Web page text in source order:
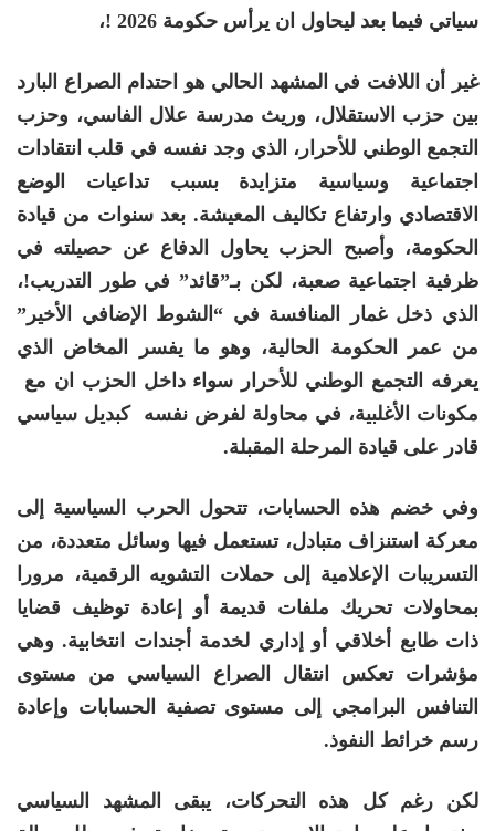
سياتي فيما بعد ليحاول ان يرأس حكومة 2026 !،
غير أن اللافت في المشهد الحالي هو احتدام الصراع البارد
بين حزب الاستقلال، وريث مدرسة علال الفاسي، وحزب
التجمع الوطني للأحرار، الذي وجد نفسه في قلب انتقادات
اجتماعية وسياسية متزايدة بسبب تداعيات الوضع
الاقتصادي وارتفاع تكاليف المعيشة. بعد سنوات من قيادة
الحكومة، وأصبح الحزب يحاول الدفاع عن حصيلته في
ظرفية اجتماعية صعبة، لكن بـ”قائد” في طور التدريب!،
الذي ذخل غمار المنافسة في “الشوط الإضافي الأخير”
من عمر الحكومة الحالية، وهو ما يفسر المخاض الذي
يعرفه التجمع الوطني للأحرار سواء داخل الحزب ان مع
مكونات الأغلبية، في محاولة لفرض نفسه كبديل سياسي
قادر على قيادة المرحلة المقبلة.
وفي خضم هذه الحسابات، تتحول الحرب السياسية إلى
معركة استنزاف متبادل، تستعمل فيها وسائل متعددة، من
التسريبات الإعلامية إلى حملات التشويه الرقمية، مرورا
بمحاولات تحريك ملفات قديمة أو إعادة توظيف قضايا
ذات طابع أخلاقي أو إداري لخدمة أجندات انتخابية. وهي
مؤشرات تعكس انتقال الصراع السياسي من مستوى
التنافس البرامجي إلى مستوى تصفية الحسابات وإعادة
رسم خرائط النفوذ.
لكن رغم كل هذه التحركات، يبقى المشهد السياسي